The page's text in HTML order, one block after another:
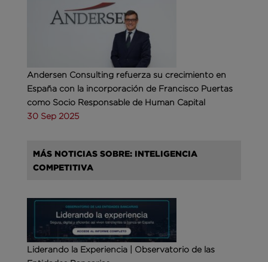
Andersen Consulting refuerza su crecimiento en
España con la incorporación de Francisco Puertas
como Socio Responsable de Human Capital
30 Sep 2025
MÁS NOTICIAS SOBRE: INTELIGENCIA
COMPETITIVA
Liderando la Experiencia | Observatorio de las